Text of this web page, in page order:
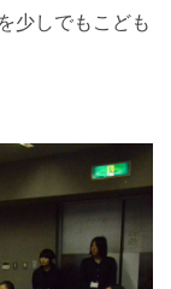
少しでもこども